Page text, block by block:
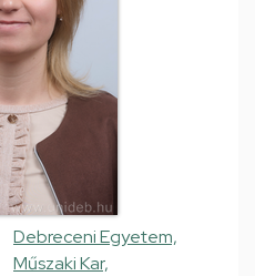
Debreceni Egyetem,
Műszaki Kar,